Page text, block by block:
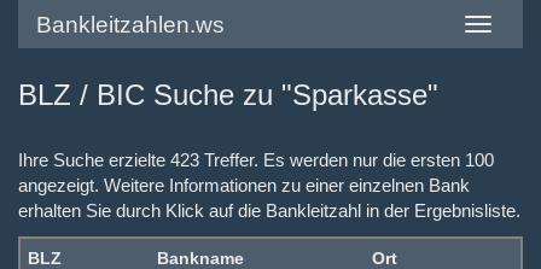
Toggle
Bankleitzahlen.ws
BLZ / BIC Suche zu "Sparkasse"
Ihre Suche erzielte 423 Treffer. Es werden nur die ersten 100
angezeigt. Weitere Informationen zu einer einzelnen Bank
erhalten Sie durch Klick auf die Bankleitzahl in der Ergebnisliste.
BLZ Bankname Ort